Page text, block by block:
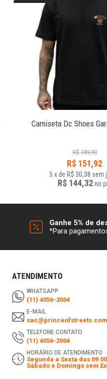
Camiseta Dc Shoes
R$ 189,90
R$ 151,92
5 xde R$ 30,38 sem
R$ 144,32no
Ganhe 5% de
*Para
ATENDIMENTO
WHATSAPP
(11) 4056-2004
E-MAIL
TELEFONE CONTATO
(11) 4056-2004
HORÁRIO DE ATENDIMENTO
Segunda a Sexta das
Sábado e Domingo sem